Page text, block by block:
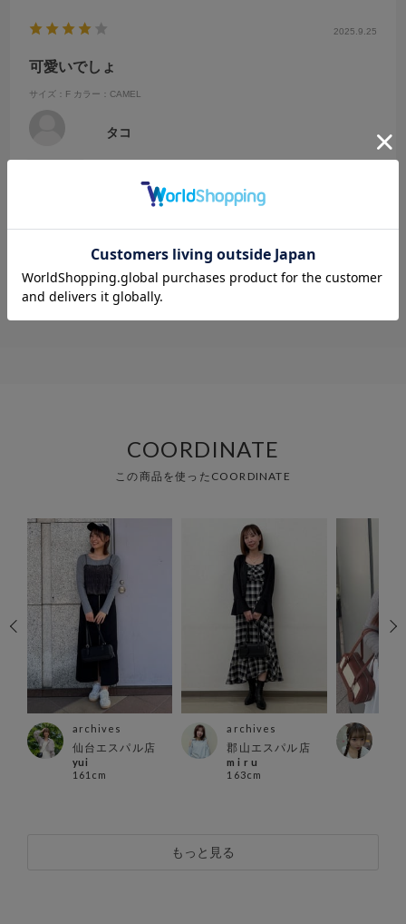
2025.9.25
可愛いでしょ
サイズ：F カラー：CAMEL
タコ
手軽で気に入って 親子で購入してしまった
COORDINATE
この商品を使ったCOORDINATE
archives
仙台エスパル店
yui
161cm
archives
郡山エスパル店
m i r u
163cm
もっと見る